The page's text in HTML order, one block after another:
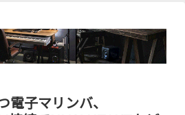
電子マリンバ、